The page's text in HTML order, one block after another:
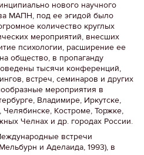
нового научного
МАПН, под ее эгидой было
количество круглых
мероприятий, внесших
психологии, расширение ее
общество, в пропаганду
тысячи конференций,
встреч, семинаров и других
мероприятия в
Владимире, Иркутске,
Костроме, Торжке,
Челнах и др. городах России.
встречи
и Аделаида, 1993), в